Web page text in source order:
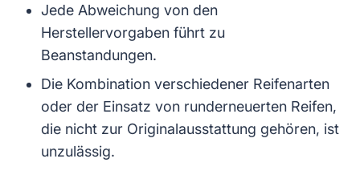
Jede Abweichung von den
Herstellervorgaben führt zu
Beanstandungen.
Die Kombination verschiedener Reifenarten
oder der Einsatz von runderneuerten Reifen,
die nicht zur Originalausstattung gehören, ist
unzulässig.